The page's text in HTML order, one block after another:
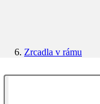
Zrcadla v rámu